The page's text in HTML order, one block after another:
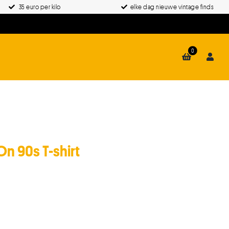
35 euro per kilo elke dag nieuwe vintage finds
0
90s T-shirt